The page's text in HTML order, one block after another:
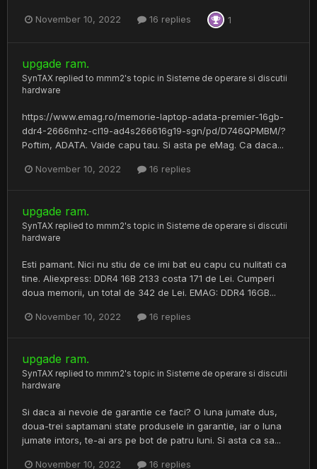
November 10, 2022 16 replies 1
upgade ram.
SynTAX replied to mmm2's topic in Sisteme de operare si discutii
hardware
https://www.emag.ro/memorie-laptop-adata-premier-16gb-
ddr4-2666mhz-cl19-ad4s266616g19-sgn/pd/D746QPMBM/?
Poftim, ADATA. Vaide capu tau. Si asta pe eMag. Ca daca...
November 10, 2022 16 replies
upgade ram.
SynTAX replied to mmm2's topic in Sisteme de operare si discutii
hardware
Esti pamant. Nici nu stiu de ce imi bat eu capu cu nulitati ca
tine. Aliexpress: DDR4 16B 2133 costa 171 de Lei. Cumperi
doua memorii, un total de 342 de Lei. EMAG: DDR4 16GB...
November 10, 2022 16 replies
upgade ram.
SynTAX replied to mmm2's topic in Sisteme de operare si discutii
hardware
Si daca ai nevoie de garantie ce faci? O luna jumate dus,
doua-trei saptamani state produsele in garantie, iar o luna
jumate intors, te-ai ars pe bot de patru luni. Si asta ca sa...
November 10, 2022 16 replies